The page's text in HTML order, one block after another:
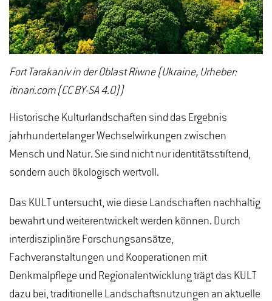
Fort Tarakaniv in der Oblast Riwne (Ukraine, Urheber:
itinari.com (CC BY-SA 4.0))
Historische Kulturlandschaften sind das Ergebnis
jahrhundertelanger Wechselwirkungen zwischen
Mensch und Natur. Sie sind nicht nur identitätsstiftend,
sondern auch ökologisch wertvoll.
Das KULT untersucht, wie diese Landschaften nachhaltig
bewahrt und weiterentwickelt werden können. Durch
interdisziplinäre Forschungsansätze,
Fachveranstaltungen und Kooperationen mit
Denkmalpflege und Regionalentwicklung trägt das KULT
dazu bei, traditionelle Landschaftsnutzungen an aktuelle